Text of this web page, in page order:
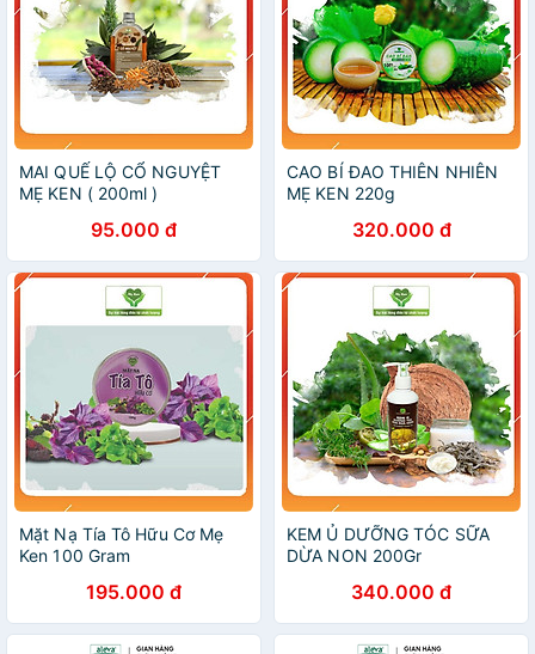
MAI QUẾ LỘ CỔ NGUYỆT
MẸ KEN ( 200ml )
95.000 đ
CAO BÍ ĐAO THIÊN NHIÊN
MẸ KEN 220g
320.000 đ
Mặt Nạ Tía Tô Hữu Cơ Mẹ
Ken 100 Gram
195.000 đ
KEM Ủ DƯỠNG TÓC SỮA
DỪA NON 200Gr
340.000 đ